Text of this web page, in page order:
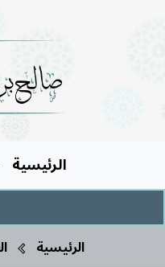
الرئيسية
الرئيسية